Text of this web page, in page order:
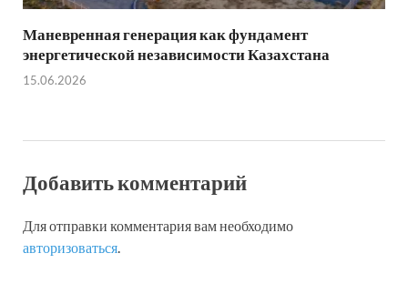
Маневренная генерация как фундамент
энергетической независимости Казахстана
15.06.2026
Добавить комментарий
Для отправки комментария вам необходимо
авторизоваться.